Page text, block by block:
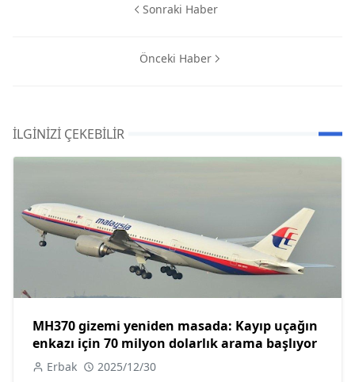
Sonraki Haber
Önceki Haber
İLGINIZI ÇEKEBILIR
MH370 gizemi yeniden masada: Kayıp uçağın
enkazı için 70 milyon dolarlık arama başlıyor
Erbak 2025/12/30